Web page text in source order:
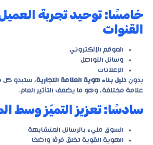
خامسًا: توحيد تجربة
القنوات
الموقع الإلكتروني
وسائل التواصل
الإعلانات
بدون دليل بناء هوية العلامة التجارية، ستبدو
علامة مختلفة، وهو ما يضعف التأثير العام.
سادسًا: تعزيز التميّز وسط
السوق مليء بالرسائل المتشابهة
الهوية القوية تخلق فرقًا واضحًا